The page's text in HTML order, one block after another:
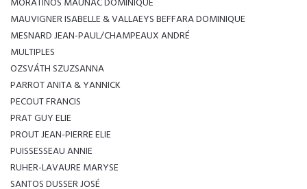
MAUVIGNER ISABELLE & VALLAEYS BEFFARA DOMINIQUE
MESNARD JEAN-PAUL/CHAMPEAUX ANDRÉ
MULTIPLES
OZSVÁTH SZUZSANNA
PARROT ANITA & YANNICK
PECOUT FRANCIS
PRAT GUY ELIE
PROUT JEAN-PIERRE ELIE
PUISSESSEAU ANNIE
RUHER-LAVAURE MARYSE
SANTOS DUSSER JOSÉ